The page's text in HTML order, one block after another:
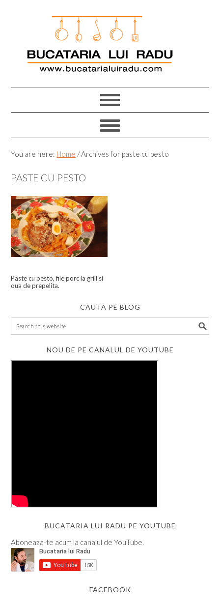
You are here: Home /Archives for paste cu pesto
PASTE CU PESTO
Paste cu pesto, file porc la grill si
oua de prepelita.
CAUTA PE BLOG
NOU DE PE CANALUL DE YOUTUBE
BUCATARIA LUI RADU PE YOUTUBE
Aboneaza-te acum la canalul de YouTube.
FACEBOOK